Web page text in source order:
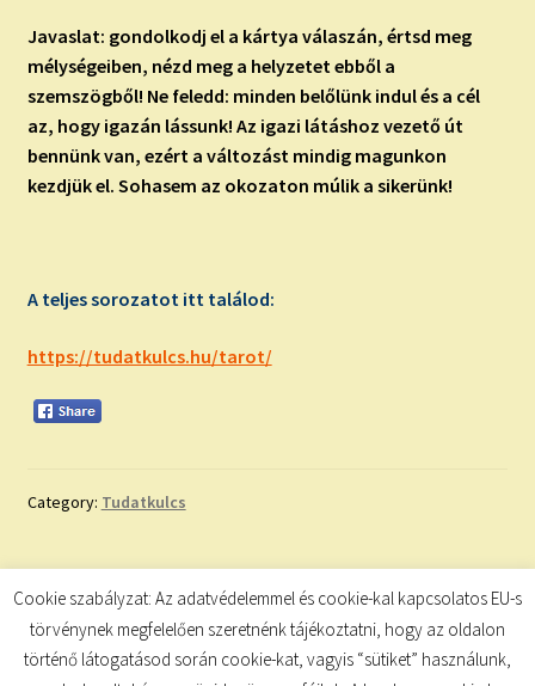
Javaslat: gondolkodj el a kártya válaszán, értsd meg
mélységeiben, nézd meg a helyzetet ebből a
szemszögből! Ne feledd: minden belőlünk indul és a cél
az, hogy igazán lássunk! Az igazi látáshoz vezető út
bennünk van, ezért a változást mindig magunkon
kezdjük el. Sohasem az okozaton múlik a sikerünk!
A teljes sorozatot itt találod:
https://tudatkulcs.hu/tarot/
Category: Tudatkulcs
Bejegyzés
navigáció
post:
post:
Cookie szabályzat: Az adatvédelemmel és cookie-kal kapcsolatos EU-s
törvénynek megfelelően szeretnénk tájékoztatni, hogy az oldalon
történő látogatásod során cookie-kat, vagyis “sütiket” használunk,